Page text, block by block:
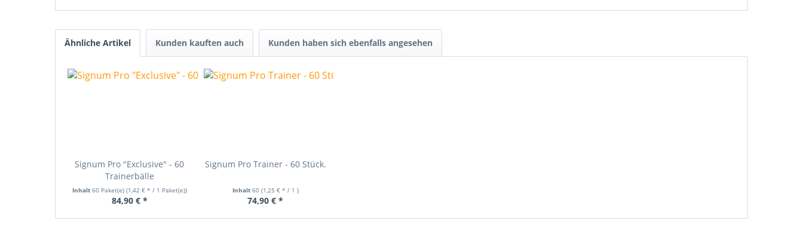
Ähnliche Artikel Kunden kauften auch Kunden haben sich ebenfalls angesehen
Signum Pro "Exclusive" - 60
Trainerbälle
Inhalt 60 Paket(e) (1,42 € * / 1 Paket(e))
84,90 € *
Signum Pro Trainer - 60 Stück.
Inhalt 60 (1,25 € * / 1 )
74,90 € *